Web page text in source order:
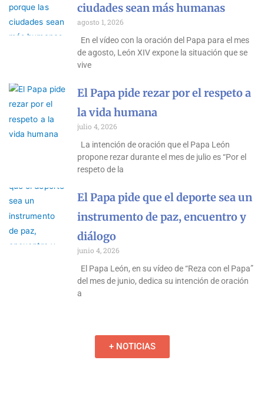
ciudades sean más humanas
agosto 1, 2026
En el vídeo con la oración del Papa para el mes
de agosto, León XIV expone la situación que se
vive
El Papa pide rezar por el respeto a
la vida humana
julio 4, 2026
La intención de oración que el Papa León
propone rezar durante el mes de julio es “Por el
respeto de la
El Papa pide que el deporte sea un
instrumento de paz, encuentro y
diálogo
junio 4, 2026
El Papa León, en su vídeo de “Reza con el Papa”
del mes de junio, dedica su intención de oración
a
+ NOTICIAS